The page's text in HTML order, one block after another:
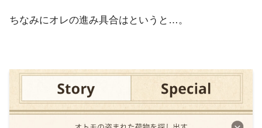
ちなみにオレの進み具合はというと…。